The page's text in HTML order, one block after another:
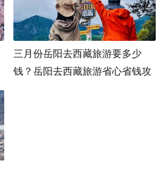
三月份岳阳去西藏旅游要多少
钱？岳阳去西藏旅游省心省钱攻